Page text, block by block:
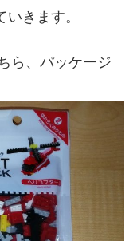
きます。
ら、パッケージ